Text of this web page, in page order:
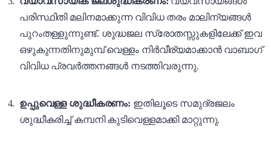
പരിസ്ഥിതി മലിനമാക്കുന്ന വിവിധ തരം മാലിന്യങ്ങൾ
പുറംതള്ളുന്നുണ്ട്. ശുദ്ധജല സ്രോതസ്സുകളിലേക്ക് ഇവ
ഒഴുകുന്നതിനുമുമ്പ് വെള്ളം നിർവീര്യമാക്കാൻ വാബാഗ്
വിവിധ പ്രവർത്തനങ്ങൾ നടത്തിവരുന്നു.
ഉപ്പുവെള്ള ശുദ്ധീകരണം: ഇതിലൂടെ സമുദ്രജലം
ശുദ്ധീകരിച്ച് കമ്പനി കുടിവെള്ളമാക്കി മാറ്റുന്നു.